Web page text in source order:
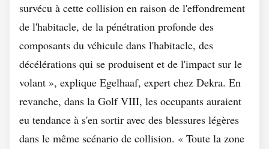
survécu à cette collision en raison de l'effondrement
de l'habitacle, de la pénétration profonde des
composants du véhicule dans l'habitacle, des
décélérations qui se produisent et de l'impact sur le
volant », explique Egelhaaf, expert chez Dekra. En
revanche, dans la Golf VIII, les occupants auraient
eu tendance à s'en sortir avec des blessures légères
dans le même scénario de collision. « Toute la zone